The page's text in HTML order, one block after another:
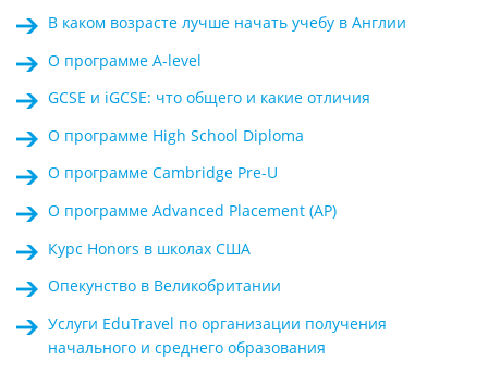
В каком возрасте лучше начать учебу в Англии
О программе A-level
GCSE и iGCSE: что общего и какие отличия
О программе High School Diploma
О программе Cambridge Pre-U
О программе Advanced Placement (AP)
Курс Honors в школах США
Опекунство в Великобритании
Услуги EduTravel по организации получения
начального и среднего образования